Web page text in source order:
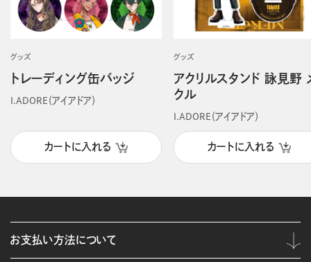
グッズ
トレーディング缶バッジ
I.ADORE（アイアドア）
カートに入れる
グッズ
アクリルスタンド 詠見野
クル
I.ADORE（アイアドア）
カートに入れる
お支払い方法について